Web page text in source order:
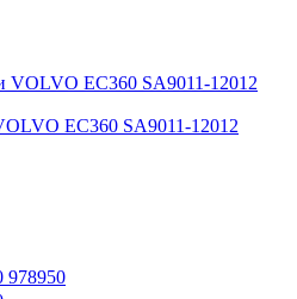
EC360 SA9011-12012